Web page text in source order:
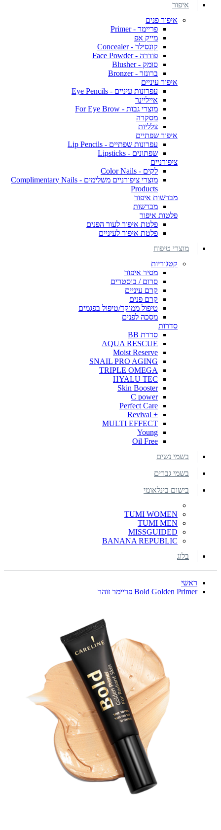
איפור
איפור פנים
פריימר - Primer
מייק אפ
קונסילר - Concealer
פודרה - Face Powder
סומק - Blusher
ברונזר - Bronzer
איפור עיניים
עפרונות עיניים - Eye Pencils
אייליינר
מוצרי גבות - For Eye Brow
מסקרה
צלליות
איפור שפתיים
עפרונות שפתיים - Lip Pencils
שפתונים - Lipsticks
ציפורניים
לקים - Color Nails
מוצרי ציפורניים משלימים - Complimentary Nails
Products
מברשות איפור
מברשות
פלטות איפור
פלטת איפור לעור הפנים
פלטת איפור לעיניים
מוצרי טיפוח
קטגוריות
מסיר איפור
סרום / בוסטרים
קרם עיניים
קרם פנים
טיפול ממוקד/טיפול בפגמים
מסכה לפנים
סדרות
סדרת BB
AQUA RESCUE
Moist Reserve
SNAIL PRO AGING
TRIPLE OMEGA
HYALU TEC
Skin Booster
C power
Perfect Care
+ Revival
MULTI EFFECT
Young
Oil Free
בשמי נשים
בשמי גברים
בישום בינלאומי
TUMI WOMEN
TUMI MEN
MISSGUIDED
BANANA REPUBLIC
בלוג
ראשי
Bold Golden Primer פריימר זוהר